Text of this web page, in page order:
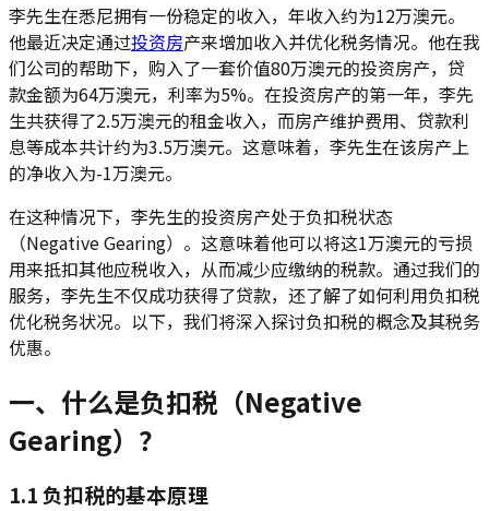
李先生在悉尼拥有一份稳定的收入，年收入约为12万澳元。
他最近决定通过投资房产来增加收入并优化税务情况。他在我
们公司的帮助下，购入了一套价值80万澳元的投资房产，贷
款金额为64万澳元，利率为5%。在投资房产的第一年，李先
生共获得了2.5万澳元的租金收入，而房产维护费用、贷款利
息等成本共计约为3.5万澳元。这意味着，李先生在该房产上
的净收入为-1万澳元。
在这种情况下，李先生的投资房产处于负扣税状态
（Negative Gearing）。这意味着他可以将这1万澳元的亏损
用来抵扣其他应税收入，从而减少应缴纳的税款。通过我们的
服务，李先生不仅成功获得了贷款，还了解了如何利用负扣税
优化税务状况。以下，我们将深入探讨负扣税的概念及其税务
优惠。
一、什么是负扣税（Negative
Gearing）？
1.1 负扣税的基本原理